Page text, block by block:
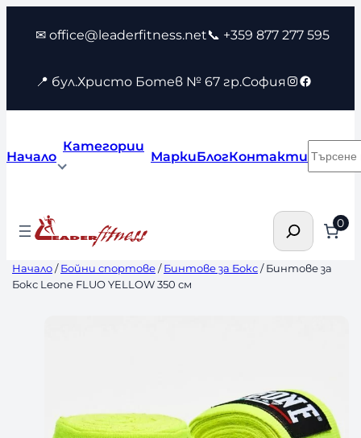
съдържанието
✉ office@leaderfitness.net📞 +359 877 277 595
📍 бул.Христо Ботев № 67 гр.София Instagram
Facebook
Начало
Категории
МаркиБлогКонтакти
Търсене 0
Начало/Бойни спортове/Бинтове за Бокс/ Бинтове за
Бокс Leone FLUO YELLOW 350 см